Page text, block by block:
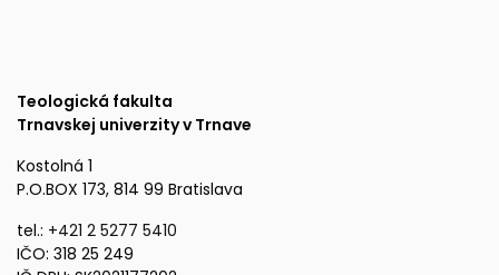
Teologická fakulta
Trnavskej univerzity v Trnave
Kostolná 1
P.O.BOX 173, 814 99 Bratislava
tel.: +421 2 5277 5410
IČO: 318 25 249